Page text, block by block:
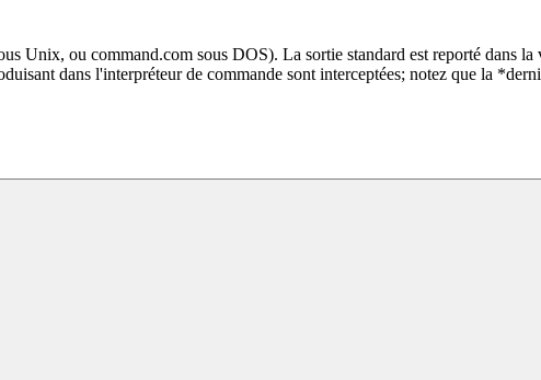
Unix, ou command.com sous DOS). La sortie standard est reporté dans la
dans l'interpréteur de commande sont interceptées; notez que la